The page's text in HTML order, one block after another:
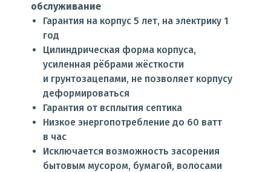
обслуживание
Гарантия на корпус 5 лет, на электрику 1
год
Цилиндрическая форма корпуса,
усиленная рёбрами жёсткости
и грунтозацепами, не позволяет корпусу
деформироваться
Гарантия от всплытия септика
Низкое энергопотребление до 60 ватт
в час
Исключается возможность засорения
бытовым мусором, бумагой, волосами